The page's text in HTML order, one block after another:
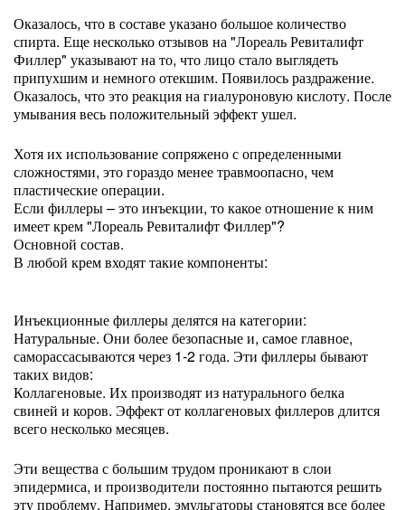
Оказалось, что в составе указано большое количество
спирта. Еще несколько отзывов на "Лореаль Ревиталифт
Филлер" указывают на то, что лицо стало выглядеть
припухшим и немного отекшим. Появилось раздражение.
Оказалось, что это реакция на гиалуроновую кислоту. После
умывания весь положительный эффект ушел.
Хотя их использование сопряжено с определенными
сложностями, это гораздо менее травмоопасно, чем
пластические операции.
Если филлеры – это инъекции, то какое отношение к ним
имеет крем "Лореаль Ревиталифт Филлер"?
Основной состав.
В любой крем входят такие компоненты:
Инъекционные филлеры делятся на категории:
Натуральные. Они более безопасные и, самое главное,
саморассасываются через 1-2 года. Эти филлеры бывают
таких видов:
Коллагеновые. Их производят из натурального белка
свиней и коров. Эффект от коллагеновых филлеров длится
всего несколько месяцев.
Эти вещества с большим трудом проникают в слои
эпидермиса, и производители постоянно пытаются решить
эту проблему. Например, эмульгаторы становятся все более